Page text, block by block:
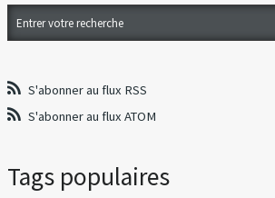
S'abonner au flux RSS
S'abonner au flux ATOM
Tags populaires